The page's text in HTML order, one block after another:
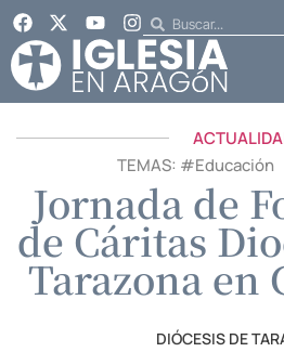
TEMAS: #Educación
Jornada de
de Cáritas
Tarazona en
DIÓCESIS DE